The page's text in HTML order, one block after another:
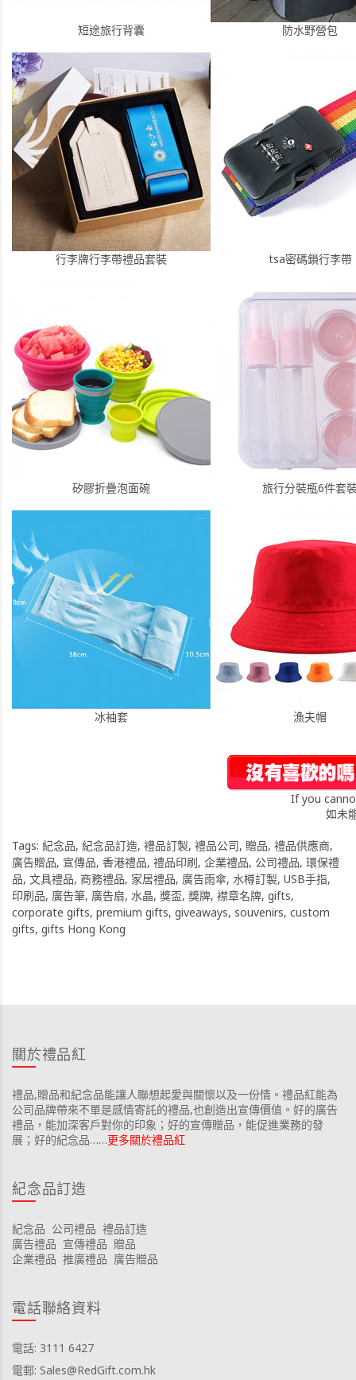
短途旅行背囊 防水野營包
行李牌行李帶禮品套裝 tsa密碼鎖行李帶
矽膠折疊泡面碗 旅行分裝瓶6件套
冰袖套 漁夫帽
If you
如未
Tags: 紀念品, 紀念品訂造, 禮品訂製, 禮品公司, 贈品, 禮品供應商,
廣告贈品, 宣傳品, 香港禮品, 禮品印刷, 企業禮品, 公司禮品, 環保禮
品, 文具禮品, 商務禮品, 家居禮品, 廣告雨傘, 水樽訂製, USB手指,
印刷品, 廣告筆, 廣告扇, 水晶, 獎盃, 獎牌, 襟章名牌, gifts,
corporate gifts, premium gifts, giveaways, souvenirs, custom
gifts, gifts Hong Kong
關於禮品紅
禮品,贈品和紀念品能讓人聯想起愛與關懷以及一份情。禮品紅能為
公司品牌帶來不單是感情寄託的禮品,也創造出宣傳價值。好的廣告
禮品，能加深客戶對你的印象；好的宣傳贈品，能促進業務的發
展；好的紀念品……更多關於禮品紅
紀念品訂造
紀念品 公司禮品 禮品訂造
廣告禮品 宣傳禮品 贈品
企業禮品 推廣禮品 廣告贈品
電話聯絡資料
電話: 3111 6427
電郵: Sales@RedGift.com.hk